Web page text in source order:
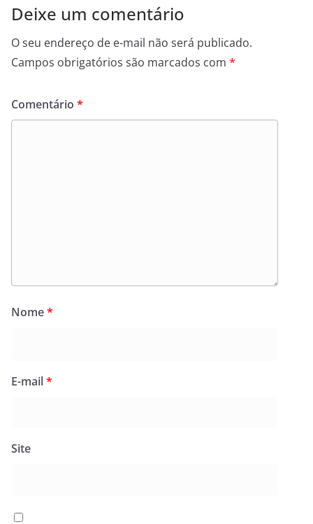
Deixe um comentário
O seu endereço de e-mail não será publicado.
Campos obrigatórios são marcados com *
Comentário *
Nome*
E-mail*
Site